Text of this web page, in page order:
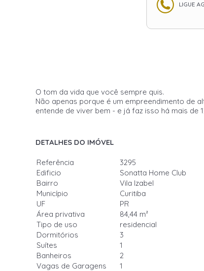
LIGUE
O tom da vida que você sempre quis.
Não apenas porque é um empreendimento de
entende de viver bem - e já faz isso há mais
DETALHES DO IMÓVEL
Referência
3295
Edificio
Sonatta Home Club
Bairro
Vila Izabel
Município
Curitiba
UF
PR
Área privativa
84,44 m²
Tipo de uso
residencial
Dormitórios
3
Suítes
1
Banheiros
2
Vagas de Garagens
1